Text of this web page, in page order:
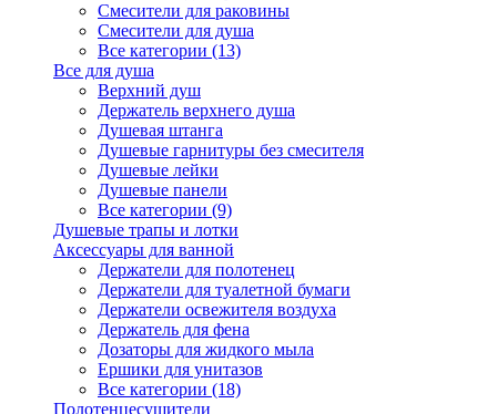
Смесители для раковины
Смесители для душа
Все категории (13)
Все для душа
Верхний душ
Держатель верхнего душа
Душевая штанга
Душевые гарнитуры без смесителя
Душевые лейки
Душевые панели
Все категории (9)
Душевые трапы и лотки
Аксессуары для ванной
Держатели для полотенец
Держатели для туалетной бумаги
Держатели освежителя воздуха
Держатель для фена
Дозаторы для жидкого мыла
Ершики для унитазов
Все категории (18)
Полотенцесушители